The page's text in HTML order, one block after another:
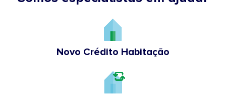
Novo Crédito Habitação